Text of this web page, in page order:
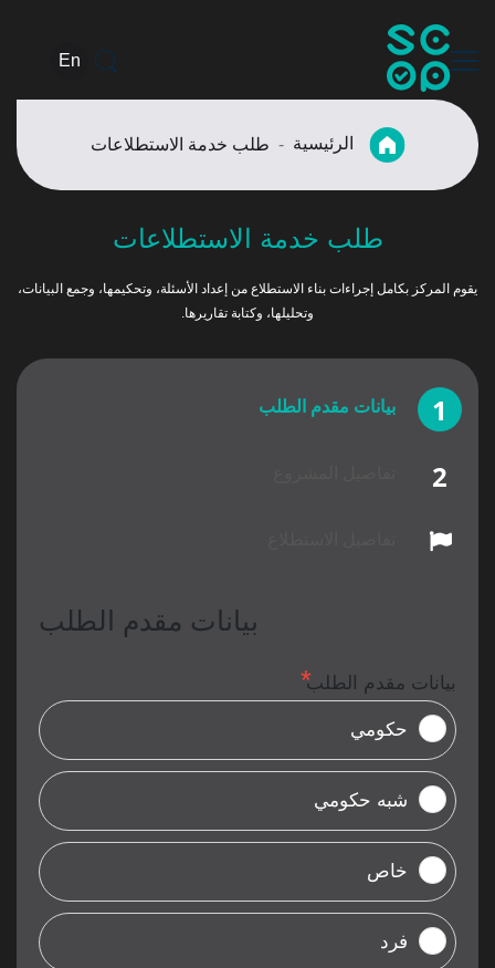
En
الرئيسية طلب خدمة الاستطلاعات
طلب خدمة الاستطلاعات
يقوم المركز بكامل إجراءات بناء الاستطلاع من إعداد الأسئلة، وتحكيمها، وجمع البيانات،
وتحليلها، وكتابة تقاريرها.
بيانات مقدم الطلب
بيانات مقدم الطلب
بيانات مقدم الطلب
حكومي
شبه حكومي
خاص
فرد